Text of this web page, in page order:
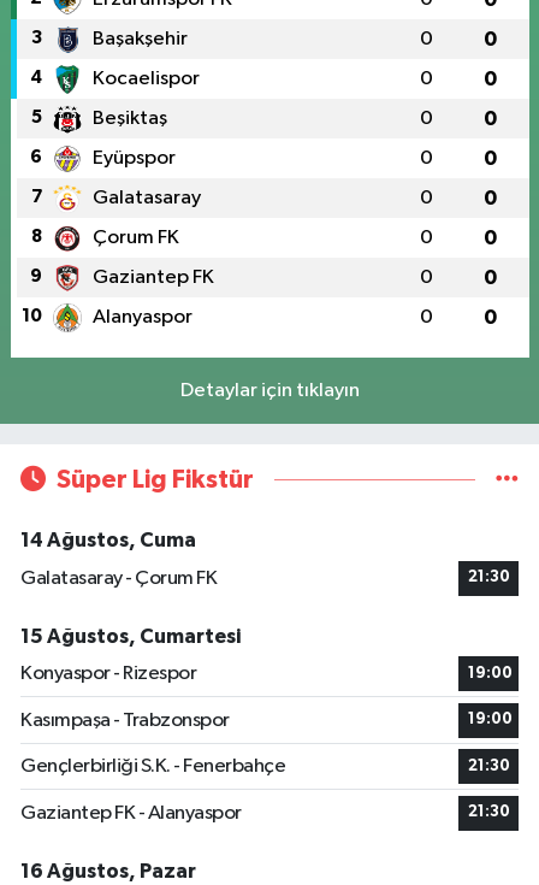
3 Başakşehir 0 0
4 Kocaelispor 0 0
5 Beşiktaş 0 0
6 Eyüpspor 0 0
7 Galatasaray 0 0
8 Çorum FK 0 0
9 Gaziantep FK 0 0
10 Alanyaspor 0 0
Detaylar için tıklayın
Süper Lig Fikstür
14 Ağustos, Cuma
Galatasaray - Çorum FK
21:30
15 Ağustos, Cumartesi
Konyaspor - Rizespor
19:00
Kasımpaşa - Trabzonspor 19:00
Gençlerbirliği S.K. - Fenerbahçe 21:30
Gaziantep FK - Alanyaspor 21:30
16 Ağustos, Pazar